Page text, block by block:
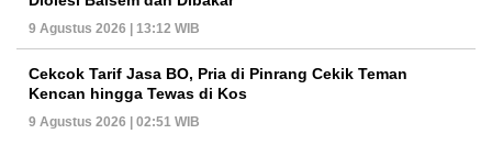
9 Agustus 2026 | 13:12 WIB
Cekcok Tarif Jasa BO, Pria di Pinrang Cekik Teman
Kencan hingga Tewas di Kos
9 Agustus 2026 | 02:51 WIB